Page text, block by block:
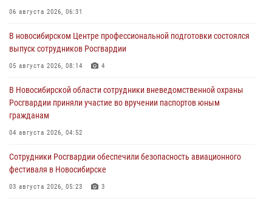
06 августа 2026, 06:31
В новосибирском Центре профессиональной подготовки состоялся
выпуск сотрудников Росгвардии
05 августа 2026, 08:14 4
В Новосибирской области сотрудники вневедомственной охраны
Росгвардии приняли участие во вручении паспортов юным
гражданам
04 августа 2026, 04:52
Сотрудники Росгвардии обеспечили безопасность авиационного
фестиваля в Новосибирске
03 августа 2026, 05:23 3